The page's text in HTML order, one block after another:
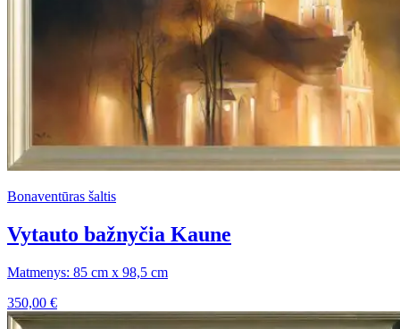
Bonaventūras šaltis
Vytauto bažnyčia Kaune
Matmenys: 85 cm x 98,5 cm
350,00 €